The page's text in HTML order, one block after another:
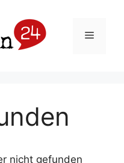
Menü
nicht gefunden